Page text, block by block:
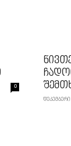
0
დეკემბერი